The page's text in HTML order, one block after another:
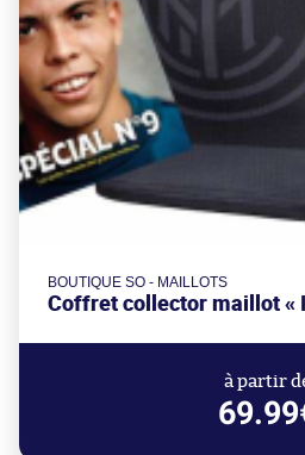
BOUTIQUE SO - MAILLOTS
Coffret collector maillot «
à partir